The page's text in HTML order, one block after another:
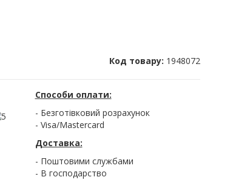
Код товару: 1948072
Способи оплати:
- Безготівковий розрахунок
- Visa/Mastercard
Доставка:
- Поштовими службами
- В господарство